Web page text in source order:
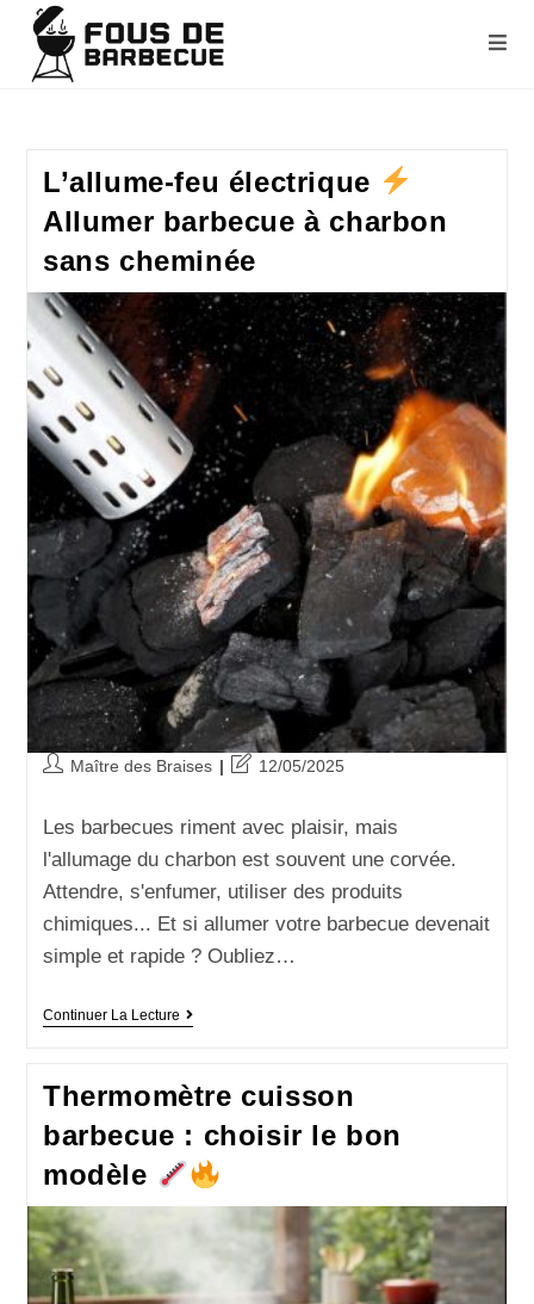
L’allume-feu électrique
Allumer barbecue à charbon
sans cheminée
Maître des Braises 12/05/2025
Les barbecues riment avec plaisir, mais
l'allumage du charbon est souvent une corvée.
Attendre, s'enfumer, utiliser des produits
chimiques... Et si allumer votre barbecue devenait
simple et rapide ? Oubliez…
Continuer La Lecture
Thermomètre cuisson
barbecue : choisir le bon
modèle